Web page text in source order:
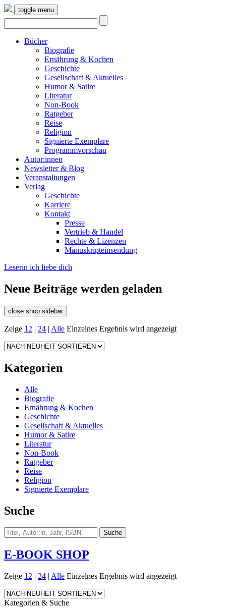
toggle menu
Bücher
Biografie
Ernährung & Kochen
Geschichte
Gesellschaft & Aktuelles
Humor & Satire
Literatur
Non-Book
Ratgeber
Reise
Religion
Signierte Exemplare
Programmvorschau
Autor:innen
Newsletter & Blog
Veranstaltungen
Verlag
Geschichte
Karriere
Kontakt
Presse
Vertrieb & Handel
Rechte & Lizenzen
Manuskripteinsendung
Leserin ich liebe dich
Neue Beiträge werden geladen
close shop sidebar
Zeige 12 | 24 | Alle Einzelnes Ergebnis wird angezeigt
Kategorien
Alle
Biografie
Ernährung & Kochen
Geschichte
Gesellschaft & Aktuelles
Humor & Satire
Literatur
Non-Book
Ratgeber
Reise
Religion
Signierte Exemplare
Suche
E-BOOK SHOP
Zeige 12 | 24 | Alle Einzelnes Ergebnis wird angezeigt
Kategorien & Suche